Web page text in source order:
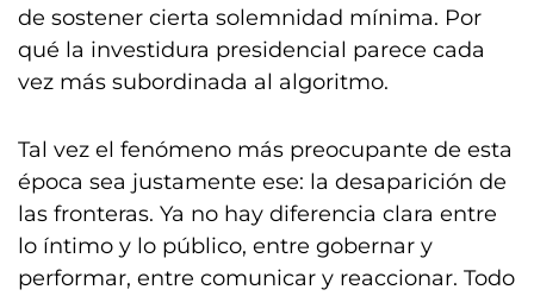
de sostener cierta solemnidad mínima. Por
qué la investidura presidencial parece cada
vez más subordinada al algoritmo.
Tal vez el fenómeno más preocupante de esta
época sea justamente ese: la desaparición de
las fronteras. Ya no hay diferencia clara entre
lo íntimo y lo público, entre gobernar y
performar, entre comunicar y reaccionar. Todo